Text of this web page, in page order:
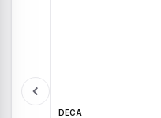
DECA